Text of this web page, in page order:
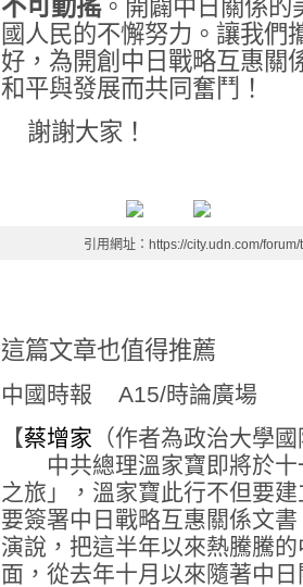
不可動搖。開闢中日關係的
國人民的不懈努力。讓我們
好，為開創中日戰略互惠關
和平與發展而共同奮鬥！
謝謝大家！
引用網址：https://city.udn.com/
這篇文章也值得推薦
中國時報 A15/時論廣
【蔡增家 （作者為政治大學
中共總理溫家寶即將於十
之旅」，溫家寶此行不但要
要簽署中日戰略互惠關係文
演說，把這半年以來熱騰騰
面，從去年十月以來隨著中